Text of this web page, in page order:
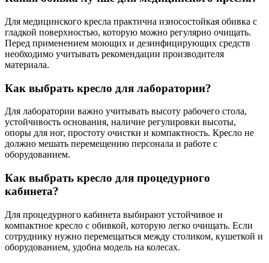
Для медицинского кресла практична износостойкая обивка с
гладкой поверхностью, которую можно регулярно очищать.
Перед применением моющих и дезинфицирующих средств
необходимо учитывать рекомендации производителя
материала.
Как выбрать кресло для лаборатории?
Для лаборатории важно учитывать высоту рабочего стола,
устойчивость основания, наличие регулировки высоты,
опоры для ног, простоту очистки и компактность. Кресло не
должно мешать перемещению персонала и работе с
оборудованием.
Как выбрать кресло для процедурного
кабинета?
Для процедурного кабинета выбирают устойчивое и
компактное кресло с обивкой, которую легко очищать. Если
сотруднику нужно перемещаться между столиком, кушеткой и
оборудованием, удобна модель на колесах.